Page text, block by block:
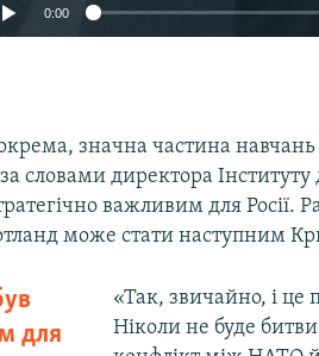
0:00
значна частина навчань
словами директора Інституту
важливим для Росії.
може стати наступним
для
«Так, звичайно, і це
Ніколи не буде